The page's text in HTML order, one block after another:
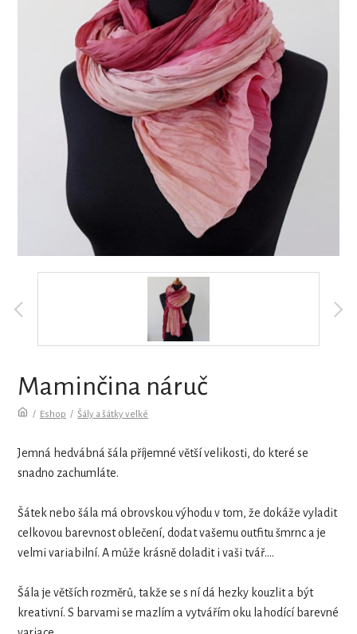
Maminčina náruč
/ Eshop / Šály a šátky velké
Jemná hedvábná šála příjemné větší velikosti, do které se
snadno zachumláte.
Šátek nebo šála má obrovskou výhodu v tom, že dokáže vyladit
celkovou barevnost oblečení, dodat vašemu outfitu šmrnc a je
velmi variabilní. A může krásně doladit i vaši tvář....
Šála je větších rozměrů, takže se s ní dá hezky kouzlit a být
kreativní. S barvami se mazlím a vytvářím oku lahodící barevné